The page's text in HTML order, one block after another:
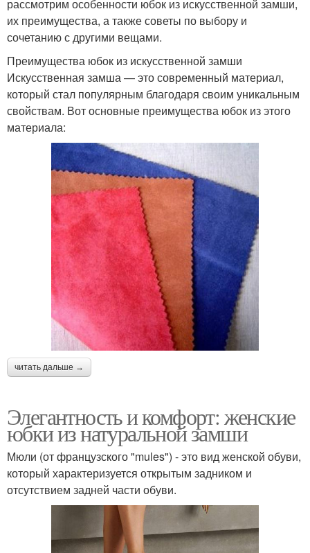
рассмотрим особенности юбок из искусственной замши,
их преимущества, а также советы по выбору и
сочетанию с другими вещами.
Преимущества юбок из искусственной замши
Искусственная замша — это современный материал,
который стал популярным благодаря своим уникальным
свойствам. Вот основные преимущества юбок из этого
материала:
читать дальше →
Элегантность и комфорт: женские
юбки из натуральной замши
Мюли (от французского "mules") - это вид женской обуви,
который характеризуется открытым задником и
отсутствием задней части обуви.